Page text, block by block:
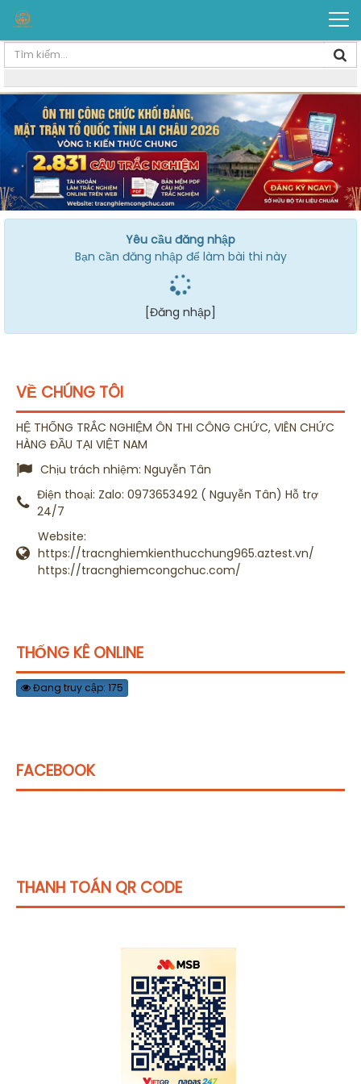
Yêu cầu đăng nhập
Bạn cần đăng nhập để làm bài thi này
[Đăng nhập]
VỀ CHÚNG TÔI
HỆ THỐNG TRẮC NGHIỆM ÔN THI CÔNG CHỨC, VIÊN CHỨC
HÀNG ĐẦU TẠI VIỆT NAM
Chịu trách nhiệm: Nguyễn Tân
Điện thoại: Zalo: 0973653492 ( Nguyễn Tân) Hỗ trợ
24/7
Website:
https://tracnghiemkienthucchung965.aztest.vn/
https://tracnghiemcongchuc.com/
THỐNG KÊ ONLINE
Đang truy cập: 175
FACEBOOK
THANH TOÁN QR CODE